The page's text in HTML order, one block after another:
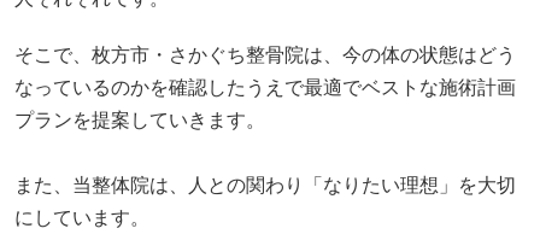
そこで、枚方市・さかぐち整骨院は、今の体の状態はどう
なっているのかを確認したうえで最適でベストな施術計画
プランを提案していきます。
また、当整体院は、人との関わり「なりたい理想」を大切
にしています。